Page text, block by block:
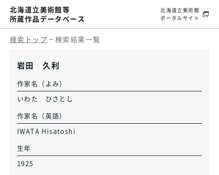
北海道立美術館等
所蔵作品データベース
北海道立美術館
ポータルサイト
検索トップ 検索結果一覧
岩田 久利
作家名（よみ）
いわた ひさとし
作家名（英語）
IWATA Hisatoshi
生年
1925